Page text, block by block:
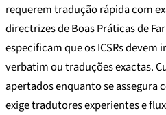
requerem tradução rápida com
directrizes de Boas Práticas de
especificam que os ICSRs
verbatim ou traduções exactas.
apertados enquanto se
exige tradutores experientes e